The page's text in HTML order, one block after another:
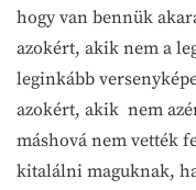
hogy van bennük
azokért, akik nem a
leginkább
azokért, akik nem
máshová nem vették
kitalálni maguknak,